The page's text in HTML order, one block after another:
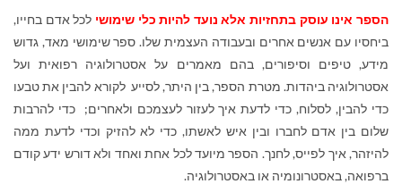
הספר אינו עוסק בתחזיות אלא נועד להיות כלי שימושי לכל אדם בחייו,
ביחסיו עם אנשים אחרים ובעבודה העצמית שלו. ספר שימושי מאד, גדוש
מידע, טיפים וסיפורים, בהם מאמרים על אסטרולוגיה רפואית ועל
אסטרולוגיה ביהדות. מטרת הספר, בין היתר, לסייע לקורא להבין את טבעו
כדי להבין, לסלוח, כדי לדעת איך לעזור לעצמכם ולאחרים; כדי להרבות
שלום בין אדם לחברו ובין איש לאשתו, כדי לא להזיק וכדי לדעת ממה
להיזהר, איך לפייס, לחנך. הספר מיועד לכל אחת ואחד ולא דורש ידע קודם
ברפואה, באסטרונומיה או באסטרולוגיה.